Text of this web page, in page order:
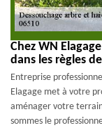
Chez WN
dans les règles
Entreprise
Elagage met à votre
aménager votre
sommes le